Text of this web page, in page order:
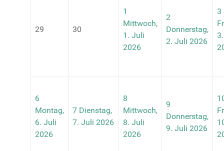
29 30
1
Mittwoch,
1. Juli
2026
2
Donnerstag,
2. Juli 2026
3
6
Montag,
6. Juli
2026
7 Dienstag,
7. Juli 2026
8
Mittwoch,
8. Juli
2026
9
Donnerstag,
9. Juli 2026